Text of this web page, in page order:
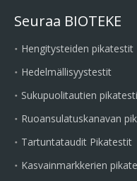
Seuraa BIOTEKE
Hengitysteiden pikatestit
Hedelmällisyystestit
Sukupuolitautien
Ruoansulatuskanavan
Tartuntataudit Pikatestit
Kasvainmarkkerien